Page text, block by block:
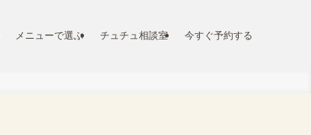
メニューで選ぶ チュチュ相談室 今すぐ予約する